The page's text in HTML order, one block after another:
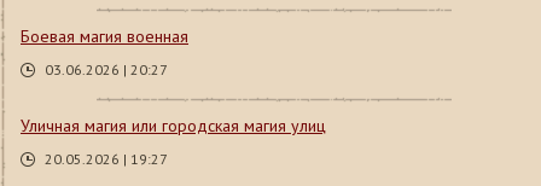
Боевая магия военная
03.06.2026 | 20:27
Уличная магия или городская магия улиц
20.05.2026 | 19:27